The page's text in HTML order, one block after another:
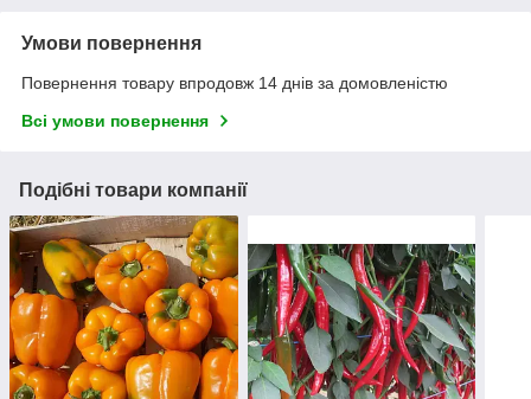
Умови повернення
Повернення товару впродовж 14 днів за домовленістю
Всі умови повернення
Подібні товари компанії